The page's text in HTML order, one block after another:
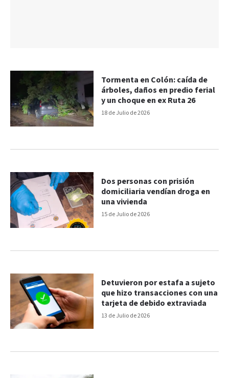
18 de Julio de 2026
Tormenta en Colón: caída de
árboles, daños en predio ferial
y un choque en ex Ruta 26
15 de Julio de 2026
Dos personas con prisión
domiciliaria vendían droga en
una vivienda
13 de Julio de 2026
Detuvieron por estafa a sujeto
que hizo transacciones con una
tarjeta de debido extraviada